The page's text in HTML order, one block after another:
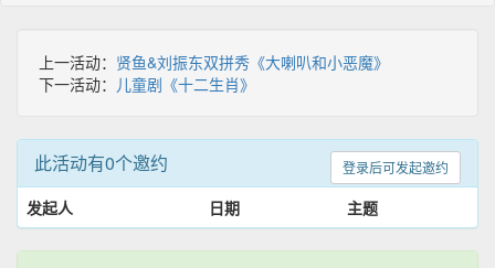
上一活动： 贤鱼&刘振东双拼秀《大喇叭和小恶魔》
下一活动： 儿童剧《十二生肖》
登录后可发起邀约
此活动有0个邀约
发起人 日期 主题